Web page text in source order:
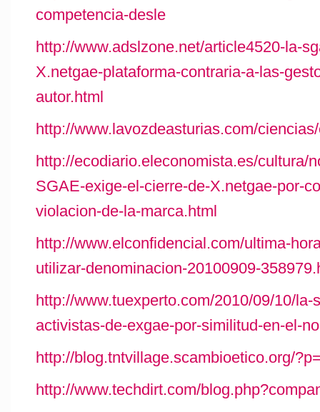
competencia-desle
http://www.adslzone.net/article4520-la-
X.netgae-plataforma-contraria-a-las-
autor.html
http://www.lavozdeasturias.com/
http://ecodiario.eleconomista.es/cultura/
SGAE-exige-el-cierre-de-X.netgae-por-
violacion-de-la-marca.html
http://www.elconfidencial.com/ultima-
utilizar-denominacion-20100909-
http://www.tuexperto.com/2010/09/10/
activistas-de-exgae-por-similitud-en-el-
http://blog.tntvillage.scambioetico.org/
http://www.techdirt.com/